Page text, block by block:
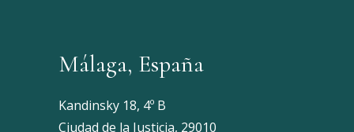
Málaga, España
Kandinsky 18, 4º B
Ciudad de la Justicia, 29010